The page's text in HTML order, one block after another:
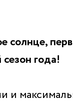
солнце,
года!
и